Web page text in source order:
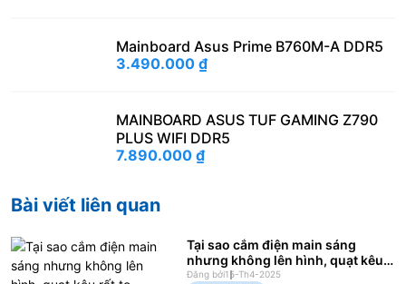
Mainboard Asus Prime B760M-A DDR5
3.490.000 ₫
MAINBOARD ASUS TUF GAMING Z790
PLUS WIFI DDR5
7.890.000 ₫
Bài viết liên quan
Đăng bởi15-Th4-2025
Tại sao cắm điện main sáng
nhưng không lên hình, quạt kêu
rất to